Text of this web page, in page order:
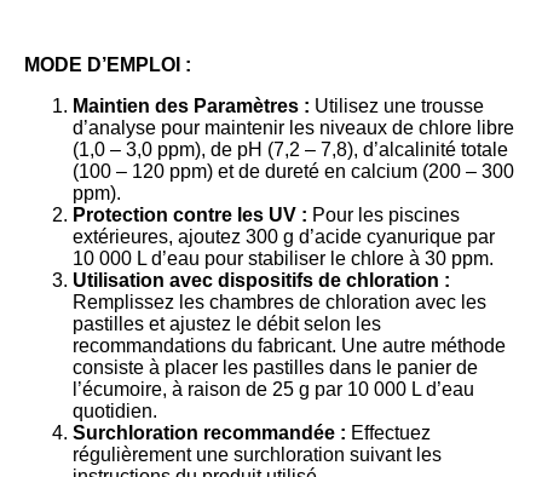
MODE D’EMPLOI :
Maintien des Paramètres : Utilisez une trousse
d’analyse pour maintenir les niveaux de chlore libre
(1,0 – 3,0 ppm), de pH (7,2 – 7,8), d’alcalinité totale
(100 – 120 ppm) et de dureté en calcium (200 – 300
ppm).
Protection contre les UV : Pour les piscines
extérieures, ajoutez 300 g d’acide cyanurique par
10 000 L d’eau pour stabiliser le chlore à 30 ppm.
Utilisation avec dispositifs de chloration :
Remplissez les chambres de chloration avec les
pastilles et ajustez le débit selon les
recommandations du fabricant. Une autre méthode
consiste à placer les pastilles dans le panier de
l’écumoire, à raison de 25 g par 10 000 L d’eau
quotidien.
Surchloration recommandée : Effectuez
régulièrement une surchloration suivant les